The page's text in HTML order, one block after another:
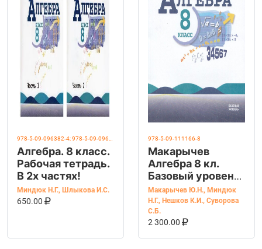
Алгебра. 8 класс.
Рабочая тетрадь.
В 2х частях!
Миндюк Н.Г., Шлыкова И.С.
650.00
В КОРЗИНУ
978-5-09-111166-8
Макарычев
Алгебра 8 кл.
Базовый уровень.
Учебник новый
ФГОС.(Просв.)
Макарычев Ю.Н., Миндюк
Н.Г., Нешков К.И., Суворова
С.Б.
2 300.00
В КОРЗИНУ